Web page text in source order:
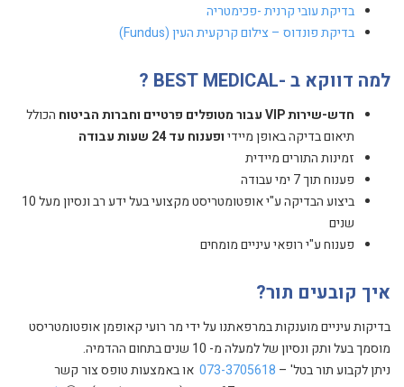
בדיקת עובי קרנית -פכימטריה
בדיקת פונדוס – צילום קרקעית העין (Fundus)
למה דווקא ב -BEST MEDICAL ?
חדש-שירות VIP עבור מטופלים פרטיים וחברות הביטוח
הכולל
תיאום בדיקה באופן מיידיופענוח עד 24 שעות עבודה
זמינות התורים מיידית
פענוח תוך 7 ימי עבודה
ביצוע הבדיקה ע"י אופטומטריסט מקצועי בעל ידע רב ונסיון מעל 10
שנים
פענוח ע"י רופאי עיניים מומחים
איך קובעים תור?
בדיקות עיניים מוענקות במרפאתנו על ידי מר רועי קאופמן אופטומטריסט
מוסמך בעל ותק ונסיון של למעלה מ- 10 שנים בתחום ההדמיה.
ניתן לקבוע תור בטל' – 073-3705618 או באמצעות טופס צור קשר